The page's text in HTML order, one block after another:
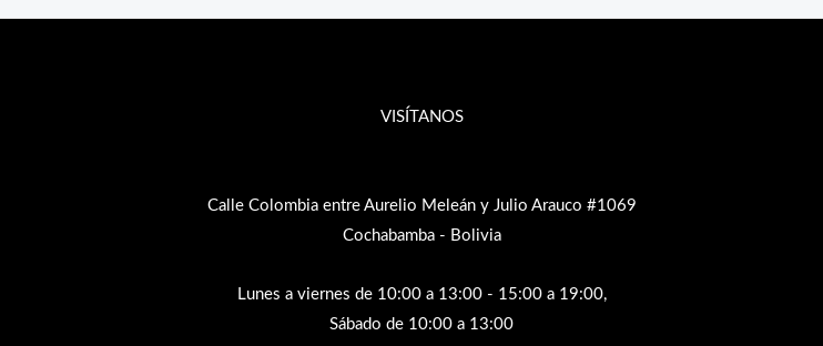
VISÍTANOS
Calle Colombia entre Aurelio Meleán y Julio Arauco #1069
Cochabamba - Bolivia
Lunes a viernes de 10:00 a 13:00 - 15:00 a 19:00,
Sábado de 10:00 a 13:00